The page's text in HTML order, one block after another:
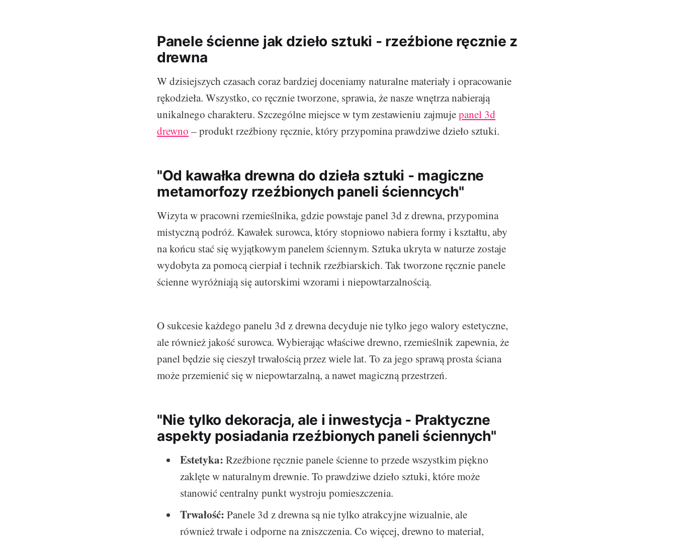
Panele ścienne jak dzieło sztuki - rzeźbione ręcznie z
drewna
W dzisiejszych czasach coraz bardziej doceniamy naturalne materiały i opracowanie
rękodzieła. Wszystko, co ręcznie tworzone, sprawia, że nasze wnętrza nabierają
unikalnego charakteru. Szczególne miejsce w tym zestawieniu zajmujepanel 3d
drewno – produkt rzeźbiony ręcznie, który przypomina prawdziwe dzieło sztuki.
"Od kawałka drewna do dzieła sztuki - magiczne
metamorfozy rzeźbionych paneli ścienncych"
Wizyta w pracowni rzemieślnika, gdzie powstaje panel 3d z drewna, przypomina
mistyczną podróż. Kawałek surowca, który stopniowo nabiera formy i kształtu, aby
na końcu stać się wyjątkowym panelem ściennym. Sztuka ukryta w naturze zostaje
wydobyta za pomocą cierpiał i technik rzeźbiarskich. Tak tworzone ręcznie panele
ścienne wyróżniają się autorskimi wzorami i niepowtarzalnością.
O sukcesie każdego panelu 3d z drewna decyduje nie tylko jego walory estetyczne,
ale również jakość surowca. Wybierając właściwe drewno, rzemieślnik zapewnia, że
panel będzie się cieszył trwałością przez wiele lat. To za jego sprawą prosta ściana
może przemienić się w niepowtarzalną, a nawet magiczną przestrzeń.
"Nie tylko dekoracja, ale i inwestycja - Praktyczne
aspekty posiadania rzeźbionych paneli ściennych"
Estetyka: Rzeźbione ręcznie panele ścienne to przede wszystkim piękno
zaklęte w naturalnym drewnie. To prawdziwe dzieło sztuki, które może
stanowić centralny punkt wystroju pomieszczenia.
Trwałość: Panele 3d z drewna są nie tylko atrakcyjne wizualnie, ale
również trwałe i odporne na zniszczenia. Co więcej, drewno to materiał,